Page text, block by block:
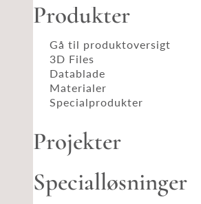
Produkter
Gå til produktoversigt
3D Files
Datablade
Materialer
Specialprodukter
Projekter
Specialløsninger